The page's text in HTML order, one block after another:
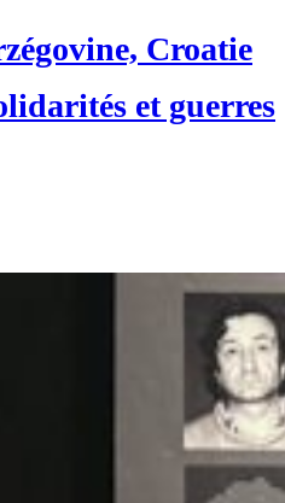
Croatie
et guerres